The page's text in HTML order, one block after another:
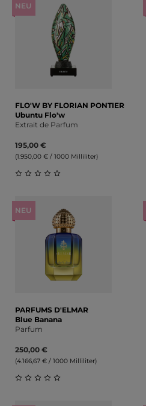
NEU
FLO'W BY FLORIAN PONTIER
Ubuntu Flo'w
Extrait de Parfum
195,00 €
(1.950,00 € / 1000 Milliliter)
NEU
PARFUMS D'ELMAR
Blue Banana
Parfum
250,00 €
(4.166,67 € / 1000 Milliliter)